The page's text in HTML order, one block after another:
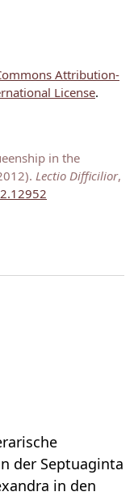
Attribution-
License.
in the
Lectio Difficilior,
der Septuaginta
in den